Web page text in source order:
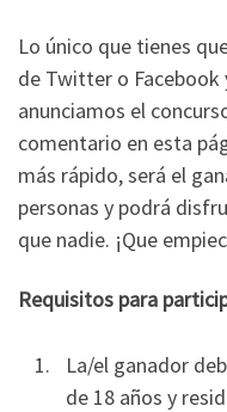
Lo único que tienes
de Twitter o Facebook
anunciamos el
comentario en esta
más rápido, será el
personas y podrá
que nadie. ¡Que
Requisitos para
La/el ganador
de 18 años y